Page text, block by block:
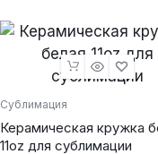
Сублимация
Керамическая кружка
11oz для сублимации